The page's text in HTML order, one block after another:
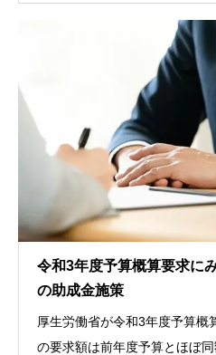
令和3年度予算概算要求に
の助成金施策
厚生労働省が令和3年度予算概
の要求額は前年度予算とほぼ